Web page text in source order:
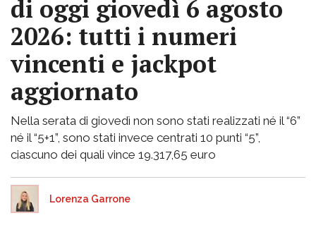
di oggi giovedì 6 agosto
2026: tutti i numeri
vincenti e jackpot
aggiornato
Nella serata di giovedì non sono stati realizzati né il “6”
né il “5+1”, sono stati invece centrati 10 punti “5”,
ciascuno dei quali vince 19.317,65 euro
Lorenza Garrone